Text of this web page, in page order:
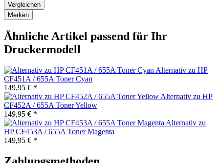
Vergleichen
Merken
Ähnliche Artikel passend für Ihr
Druckermodell
Alternativ zu HP
CF451A / 655A Toner Cyan
149,95 € *
Alternativ zu HP
CF452A / 655A Toner Yellow
149,95 € *
Alternativ zu
HP CF453A / 655A Toner Magenta
149,95 € *